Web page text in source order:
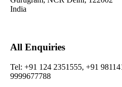
India
All Enquiries
Tel: +91 124 2351555, +91
9999677788